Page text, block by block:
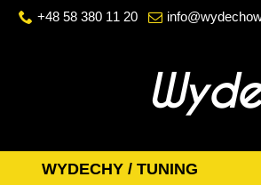
+48 58 380 11 20
WYDECHY / TUNING